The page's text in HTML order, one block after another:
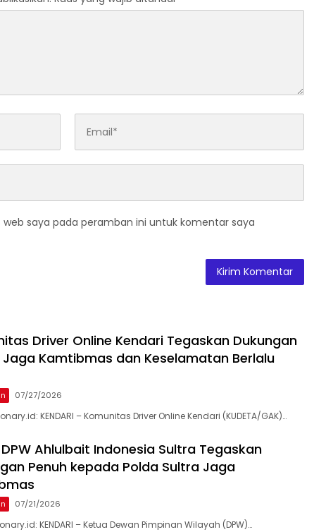
saya pada peramban ini untuk komentar saya
Driver Online Kendari Tegaskan Dukungan
Jaga Kamtibmas dan Keselamatan Berlalu
07/27/2026
KENDARI – Komunitas Driver Online Kendari (KUDETA/GAK)…
Ahlulbait Indonesia Sultra Tegaskan
Penuh kepada Polda Sultra Jaga
07/21/2026
KENDARI – Ketua Dewan Pimpinan Wilayah (DPW)…